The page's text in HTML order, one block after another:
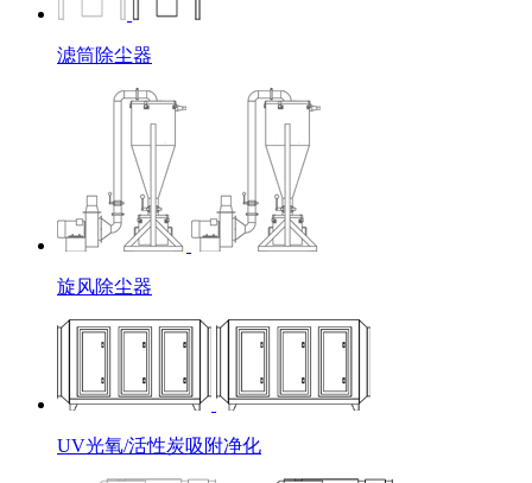
滤筒除尘器
旋风除尘器
UV光氧/活性炭吸附净化